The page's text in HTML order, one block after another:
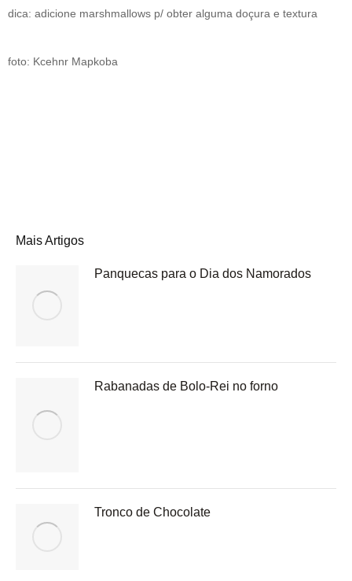
dica: adicione marshmallows p/ obter alguma doçura e textura
foto: Kcehnr Mapkoba
Mais Artigos
Panquecas para o Dia dos Namorados
Rabanadas de Bolo-Rei no forno
Tronco de Chocolate